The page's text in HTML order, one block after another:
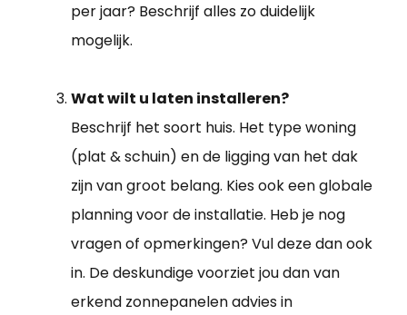
per jaar? Beschrijf alles zo duidelijk
mogelijk.
Wat wilt u laten installeren?
Beschrijf het soort huis. Het type woning
(plat & schuin) en de ligging van het dak
zijn van groot belang. Kies ook een globale
planning voor de installatie. Heb je nog
vragen of opmerkingen? Vul deze dan ook
in. De deskundige voorziet jou dan van
erkend zonnepanelen advies in